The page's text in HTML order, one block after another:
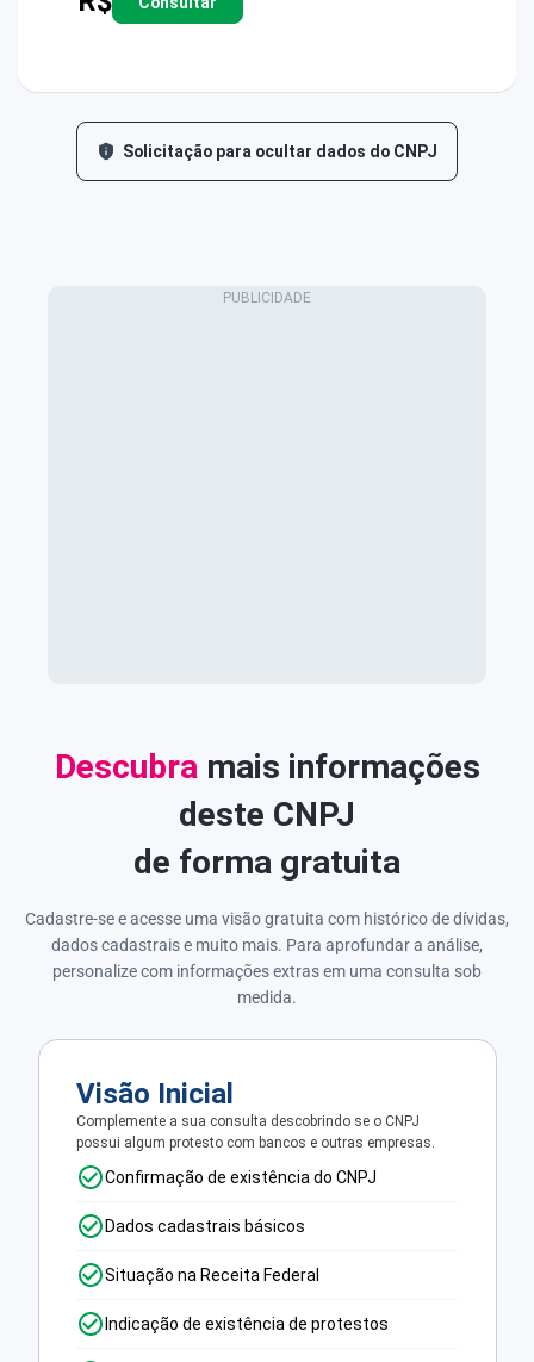
Solicitação para ocultar dados do CNPJ
Descubra mais informações
deste CNPJ
de forma gratuita
Cadastre-se e acesse uma visão gratuita com histórico de dívidas,
dados cadastrais e muito mais. Para aprofundar a análise,
personalize com informações extras em uma consulta sob
medida.
Visão Inicial
Complemente a sua consulta descobrindo se o CNPJ
possui algum protesto com bancos e outras empresas.
Confirmação de existência do CNPJ
Dados cadastrais básicos
Situação na Receita Federal
Indicação de existência de protestos